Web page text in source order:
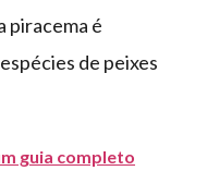
piracema é
de peixes
guia completo